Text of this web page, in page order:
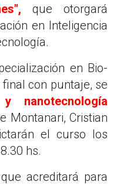
que otorgará
en Inteligencia
en Bio-
con puntaje, se
y nanotecnología
Montanari, Cristian
el curso los
hs.
acreditará para